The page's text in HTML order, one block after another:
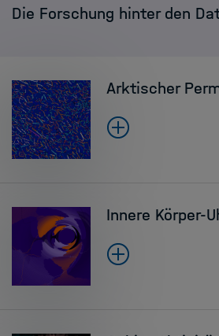
Die Forschung hinter den
Arktischer
Innere Körper-